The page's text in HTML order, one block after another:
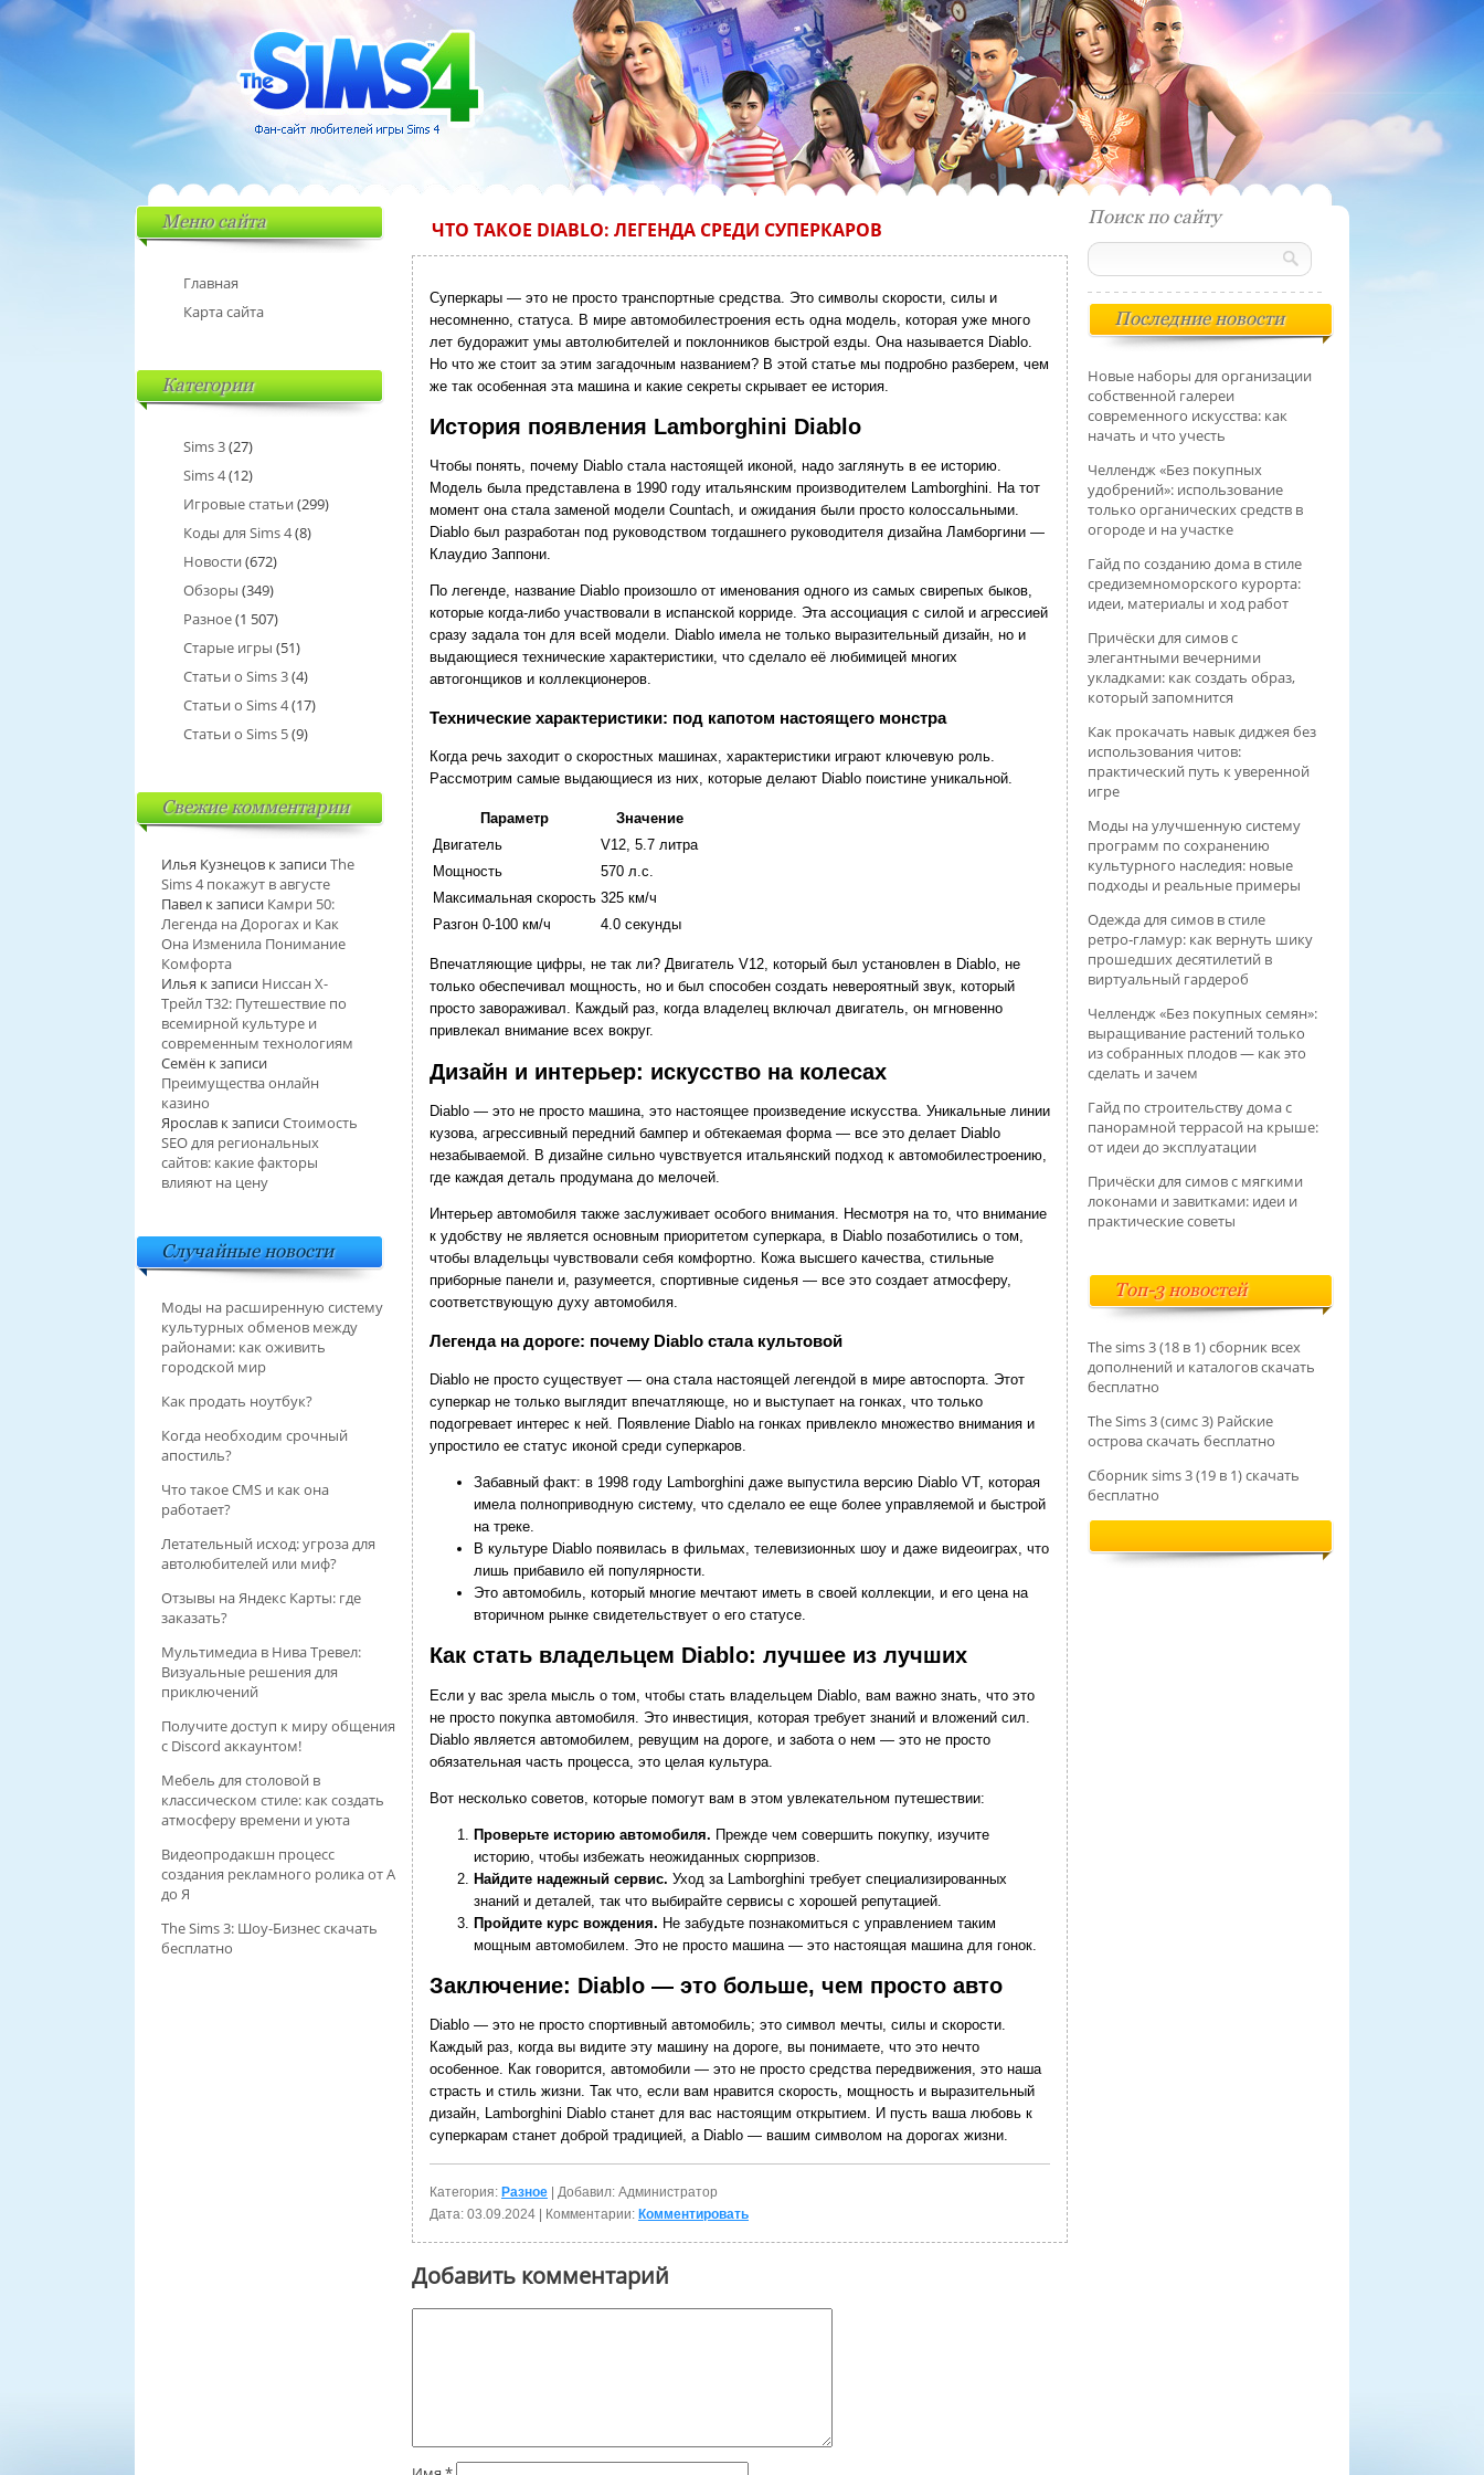
ЧТО ТАКОЕ DIABLO: ЛЕГЕНДА СРЕДИ СУПЕРКАРОВ
Суперкары — это не просто транспортные средства. Это символы скорости, силы и
несомненно, статуса. В мире автомобилестроения есть одна модель, которая уже много
лет будоражит умы автолюбителей и поклонников быстрой езды. Она называется Diablo.
Но что же стоит за этим загадочным названием? В этой статье мы подробно разберем, чем
же так особенная эта машина и какие секреты скрывает ее история.
История появления Lamborghini Diablo
Чтобы понять, почему Diablo стала настоящей иконой, надо заглянуть в ее историю.
Модель была представлена в 1990 году итальянским производителем Lamborghini. На тот
момент она стала заменой модели Countach, и ожидания были просто колоссальными.
Diablo был разработан под руководством тогдашнего руководителя дизайна Ламборгини —
Клаудио Заппони.
По легенде, название Diablo произошло от именования одного из самых свирепых быков,
которые когда-либо участвовали в испанской корриде. Эта ассоциация с силой и агрессией
сразу задала тон для всей модели. Diablo имела не только выразительный дизайн, но и
выдающиеся технические характеристики, что сделало её любимицей многих
автогонщиков и коллекционеров.
Технические характеристики: под капотом настоящего монстра
Когда речь заходит о скоростных машинах, характеристики играют ключевую роль.
Рассмотрим самые выдающиеся из них, которые делают Diablo поистине уникальной.
Параметр
Значение
Двигатель
V12, 5.7 литра
Мощность
570 л.с.
Максимальная скорость 325 км/ч
Разгон 0-100 км/ч
4.0 секунды
Впечатляющие цифры, не так ли? Двигатель V12, который был установлен в Diablo, не
только обеспечивал мощность, но и был способен создать невероятный звук, который
просто завораживал. Каждый раз, когда владелец включал двигатель, он мгновенно
привлекал внимание всех вокруг.
Дизайн и интерьер: искусство на колесах
Diablo — это не просто машина, это настоящее произведение искусства. Уникальные линии
кузова, агрессивный передний бампер и обтекаемая форма — все это делает Diablo
незабываемой. В дизайне сильно чувствуется итальянский подход к автомобилестроению,
где каждая деталь продумана до мелочей.
Интерьер автомобиля также заслуживает особого внимания. Несмотря на то, что внимание
к удобству не является основным приоритетом суперкара, в Diablo позаботились о том,
чтобы владельцы чувствовали себя комфортно. Кожа высшего качества, стильные
приборные панели и, разумеется, спортивные сиденья — все это создает атмосферу,
соответствующую духу автомобиля.
Легенда на дороге: почему Diablo стала культовой
Diablo не просто существует — она стала настоящей легендой в мире автоспорта. Этот
суперкар не только выглядит впечатляюще, но и выступает на гонках, что только
подогревает интерес к ней. Появление Diablo на гонках привлекло множество внимания и
упростило ее статус иконой среди суперкаров.
Забавный факт: в 1998 году Lamborghini даже выпустила версию Diablo VT, которая
имела полноприводную систему, что сделало ее еще более управляемой и быстрой
на треке.
В культуре Diablo появилась в фильмах, телевизионных шоу и даже видеоиграх, что
лишь прибавило ей популярности.
Это автомобиль, который многие мечтают иметь в своей коллекции, и его цена на
вторичном рынке свидетельствует о его статусе.
Как стать владельцем Diablo: лучшее из лучших
Если у вас зрела мысль о том, чтобы стать владельцем Diablo, вам важно знать, что это
не просто покупка автомобиля. Это инвестиция, которая требует знаний и вложений сил.
Diablo является автомобилем, ревущим на дороге, и забота о нем — это не просто
обязательная часть процесса, это целая культура.
Вот несколько советов, которые помогут вам в этом увлекательном путешествии:
Проверьте историю автомобиля. Прежде чем совершить покупку, изучите
историю, чтобы избежать неожиданных сюрпризов.
Найдите надежный сервис. Уход за Lamborghini требует специализированных
знаний и деталей, так что выбирайте сервисы с хорошей репутацией.
Пройдите курс вождения. Не забудьте познакомиться с управлением таким
мощным автомобилем. Это не просто машина — это настоящая машина для гонок.
Заключение: Diablo — это больше, чем просто авто
Diablo — это не просто спортивный автомобиль; это символ мечты, силы и скорости.
Каждый раз, когда вы видите эту машину на дороге, вы понимаете, что это нечто
особенное. Как говорится, автомобили — это не просто средства передвижения, это наша
страсть и стиль жизни. Так что, если вам нравится скорость, мощность и выразительный
дизайн, Lamborghini Diablo станет для вас настоящим открытием. И пусть ваша любовь к
суперкарам станет доброй традицией, а Diablo — вашим символом на дорогах жизни.
Категория: Разное | Добавил: Администратор
Дата: 03.09.2024 | Комментарии: Комментировать
Добавить комментарий
Меню сайта
Главная
Карта сайта
Категории
Sims 3(27)
Sims 4(12)
Игровые статьи (299)
Коды для Sims 4(8)
Новости (672)
Обзоры (349)
Разное(1 507)
Старые игры (51)
Статьи о Sims 3(4)
Статьи о Sims 4(17)
Статьи о Sims 5(9)
Свежие комментарии
Илья Кузнецов к записиThe
Sims 4 покажут в августе
Павел к записи Камри 50:
Легенда на Дорогах и Как
Она Изменила Понимание
Комфорта
Илья к записи Ниссан Х-
Трейл T32: Путешествие по
всемирной культуре и
современным технологиям
Семён к записи
Преимущества онлайн
казино
Ярослав к записиСтоимость
SEO для региональных
сайтов: какие факторы
влияют на цену
Случайные новости
Моды на расширенную систему
культурных обменов между
районами: как оживить
городской мир
Как продать ноутбук?
Когда необходим срочный
апостиль?
Что такое CMS и как она
работает?
Летательный исход: угроза для
автолюбителей или миф?
Отзывы на Яндекс Карты: где
заказать?
Мультимедиа в Нива Тревел:
Визуальные решения для
приключений
Получите доступ к миру общения
с Discord аккаунтом!
Мебель для столовой в
классическом стиле: как создать
атмосферу времени и уюта
Видеопродакшн процесс
создания рекламного ролика от А
до Я
The Sims 3: Шоу-Бизнес скачать
бесплатно
Поиск по сайту
Последние новости
Новые наборы для организации
собственной галереи
современного искусства: как
начать и что учесть
Челлендж «Без покупных
удобрений»: использование
только органических средств в
огороде и на участке
Гайд по созданию дома в стиле
средиземноморского курорта:
идеи, материалы и ход работ
Причёски для симов с
элегантными вечерними
укладками: как создать образ,
который запомнится
Как прокачать навык диджея без
использования читов:
практический путь к уверенной
игре
Моды на улучшенную систему
программ по сохранению
культурного наследия: новые
подходы и реальные примеры
Одежда для симов в стиле
ретро‑гламур: как вернуть шику
прошедших десятилетий в
виртуальный гардероб
Челлендж «Без покупных семян»:
выращивание растений только
из собранных плодов — как это
сделать и зачем
Гайд по строительству дома с
панорамной террасой на крыше:
от идеи до эксплуатации
Причёски для симов с мягкими
локонами и завитками: идеи и
практические советы
Топ-3 новостей
The sims 3 (18 в 1) сборник всех
дополнений и каталогов скачать
бесплатно
The Sims 3 (симс 3) Райские
острова скачать бесплатно
Сборник sims 3 (19 в 1) скачать
бесплатно